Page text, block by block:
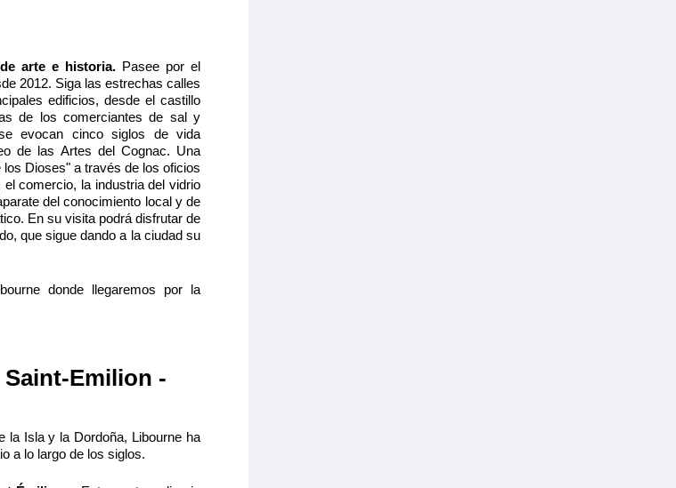
1.264€
3 camarotes
DOBLE -
1.264€
arte e historia.Pasee por el
2012. Siga las estrechas calles
edificios, desde el castillo
de los comerciantes de sal y
evocan cinco siglos de vida
de las Artes del Cognac. Una
Dioses" a través de los oficios
comercio, la industria del vidrio
del conocimiento local y de
En su visita podrá disfrutar de
que sigue dando a la ciudad su
donde llegaremos por la
Saint-Emilion -
la Isla y la Dordoña, Libourne ha
a lo largo de los siglos.